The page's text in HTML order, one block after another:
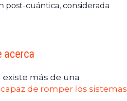
post-cuántica, considerada
acerca
más de una
de romper los sistemas